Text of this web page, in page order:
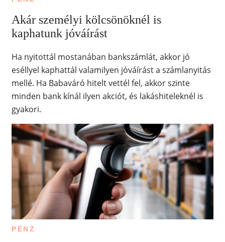
Akár személyi kölcsönöknél is
kaphatunk jóváírást
Ha nyitottál mostanában bankszámlát, akkor jó
eséllyel kaphattál valamilyen jóváírást a számlanyitás
mellé. Ha Babaváró hitelt vettél fel, akkor szinte
minden bank kínál ilyen akciót, és lakáshiteleknél is
gyakori.
PÉNZ